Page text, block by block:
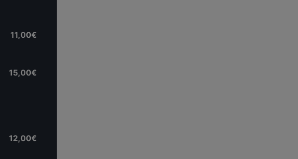
11,00€
15,00€
12,00€